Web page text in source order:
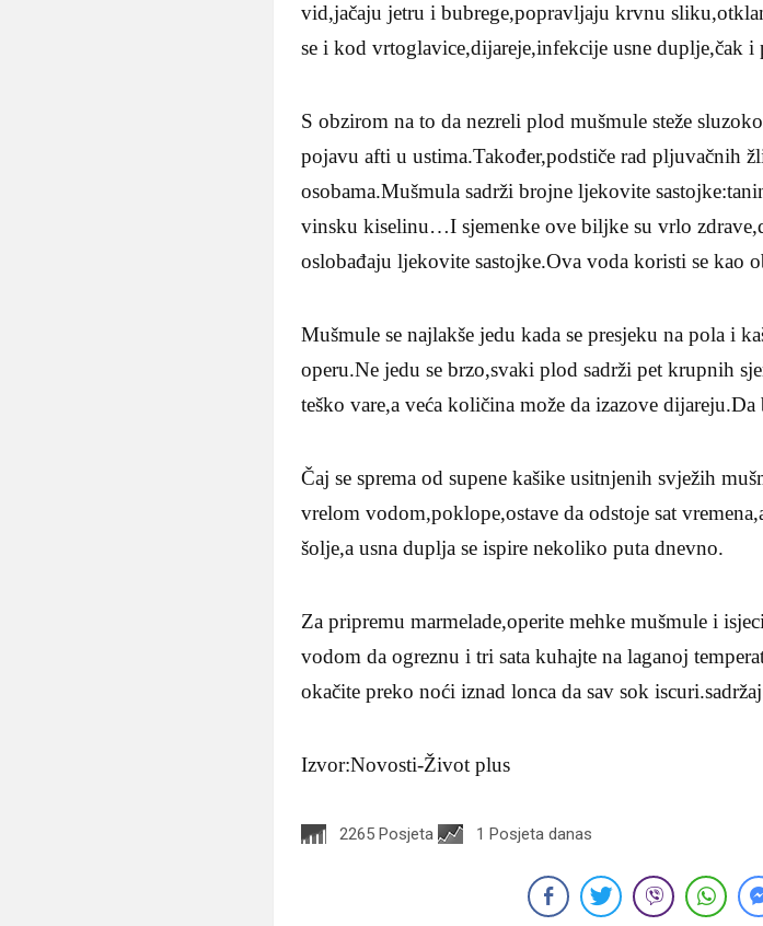
vid,jačaju jetru i bubrege,popravljaju krvnu
se i kod vrtoglavice,dijareje,infekcije usne duplje,čak
S obzirom na to da nezreli plod mušmule steže
pojavu afti u ustima.Također,podstiče rad pljuvačnih
osobama.Mušmula sadrži brojne ljekovite
vinsku kiselinu…I sjemenke ove biljke su vrlo
oslobađaju ljekovite sastojke.Ova voda koristi se kao
Mušmule se najlakše jedu kada se presjeku na pola i
operu.Ne jedu se brzo,svaki plod sadrži pet krupnih
teško vare,a veća količina može da izazove
Čaj se sprema od supene kašike usitnjenih svježih
vrelom vodom,poklope,ostave da odstoje sat
šolje,a usna duplja se ispire nekoliko puta dnevno.
Za pripremu marmelade,operite mehke mušmule i
vodom da ogreznu i tri sata kuhajte na laganoj
okačite preko noći iznad lonca da sav sok
Izvor:Novosti-Život plus
2265 Posjeta 1 Posjeta danas